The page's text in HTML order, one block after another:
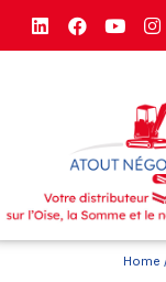
Home